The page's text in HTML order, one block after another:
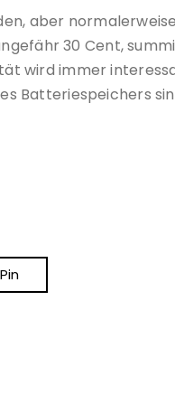
aber
30 Cent,
wird immer
Batteriespeichers
Pin